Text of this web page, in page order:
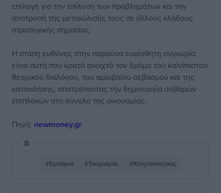
επιλογή για την επίλυση των προβλημάτων και την
αποτροπή της μετακύλισής τους σε άλλους κλάδους
στρατηγικής σημασίας.
Η στάση ευθύνης στην παρούσα ευαίσθητη συγκυρία
είναι αυτή που κρατά ανοιχτό τον δρόμο του καλόπιστου
θεσμικού διαλόγου, του αμοιβαίου σεβασμού και της
κατανόησης, αποτρέποντας την δημιουργία σοβαρών
επιπλοκών στο σύνολο της οικονομίας.
Πηγή: newmoney.gr
#Εμπόριο #Τουρισμός #Κινητοποιήσεις